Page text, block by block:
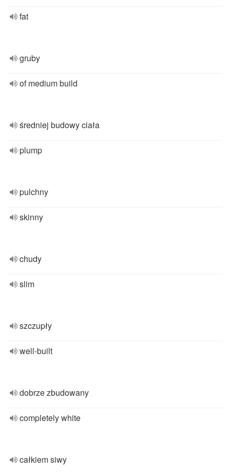
fat
gruby
of medium build
średniej budowy ciała
plump
pulchny
skinny
chudy
slim
szczupły
well-built
dobrze zbudowany
completely white
całkiem siwy